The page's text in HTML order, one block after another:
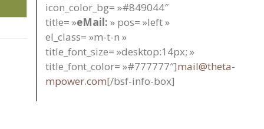
icon_color_bg= »#849044″
title= »eMail: » pos= »left »
el_class= »m-t-n »
title_font_size= »desktop:14px; »
title_font_color= »#777777″]mail@theta-
mpower.com[/bsf-info-box]